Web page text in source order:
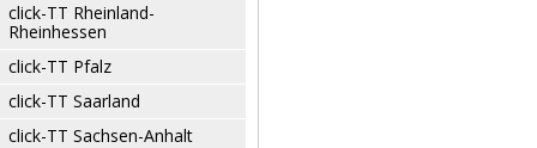
click-TT Rheinland-
Rheinhessen
click-TT Pfalz
click-TT Saarland
click-TT Sachsen-Anhalt